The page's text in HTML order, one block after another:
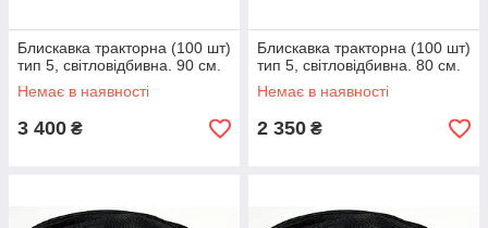
Блискавка тракторна (100 шт)
тип 5, світловідбивна. 90 см.
Немає в наявності
3 400 ₴
Блискавка тракторна (100 шт)
тип 5, світловідбивна. 80 см.
Немає в наявності
2 350 ₴